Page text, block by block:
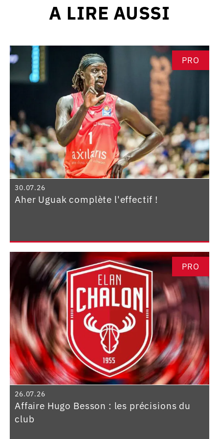
A LIRE AUSSI
PRO
30.07.26
Aher Uguak complète l'effectif !
PRO
26.07.26
Affaire Hugo Besson : les précisions du
club